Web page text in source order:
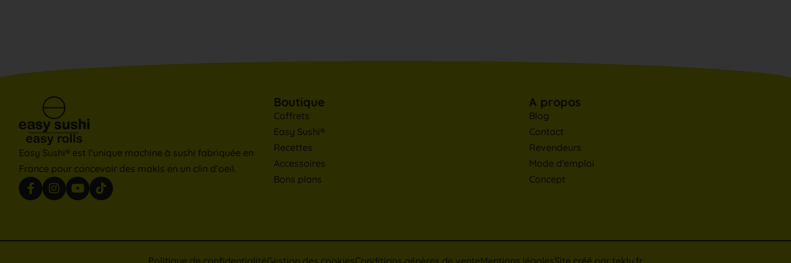
Easy Sushi® est l’unique machine à sushi fabriquée en
France pour concevoir des makis en un clin d’oeil.
Boutique
Coffrets
Easy Sushi®
Recettes
Accessoires
Bons plans
A propos
Blog
Contact
Revendeurs
Mode d'emploi
Concept